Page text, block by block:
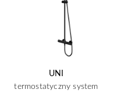
UNI
termostatyczny system